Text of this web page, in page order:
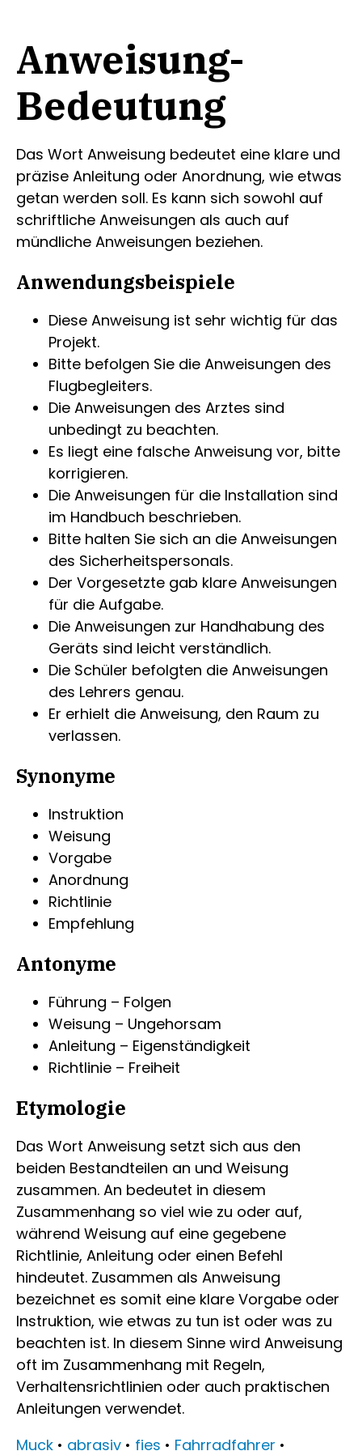
Anweisung-
Bedeutung
Das Wort Anweisung bedeutet eine klare und
präzise Anleitung oder Anordnung, wie etwas
getan werden soll. Es kann sich sowohl auf
schriftliche Anweisungen als auch auf
mündliche Anweisungen beziehen.
Anwendungsbeispiele
Diese Anweisung ist sehr wichtig für das
Projekt.
Bitte befolgen Sie die Anweisungen des
Flugbegleiters.
Die Anweisungen des Arztes sind
unbedingt zu beachten.
Es liegt eine falsche Anweisung vor, bitte
korrigieren.
Die Anweisungen für die Installation sind
im Handbuch beschrieben.
Bitte halten Sie sich an die Anweisungen
des Sicherheitspersonals.
Der Vorgesetzte gab klare Anweisungen
für die Aufgabe.
Die Anweisungen zur Handhabung des
Geräts sind leicht verständlich.
Die Schüler befolgten die Anweisungen
des Lehrers genau.
Er erhielt die Anweisung, den Raum zu
verlassen.
Synonyme
Instruktion
Weisung
Vorgabe
Anordnung
Richtlinie
Empfehlung
Antonyme
Führung – Folgen
Weisung – Ungehorsam
Anleitung – Eigenständigkeit
Richtlinie – Freiheit
Etymologie
Das Wort Anweisung setzt sich aus den
beiden Bestandteilen an und Weisung
zusammen. An bedeutet in diesem
Zusammenhang so viel wie zu oder auf,
während Weisung auf eine gegebene
Richtlinie, Anleitung oder einen Befehl
hindeutet. Zusammen als Anweisung
bezeichnet es somit eine klare Vorgabe oder
Instruktion, wie etwas zu tun ist oder was zu
beachten ist. In diesem Sinne wird Anweisung
oft im Zusammenhang mit Regeln,
Verhaltensrichtlinien oder auch praktischen
Anleitungen verwendet.
Muck • abrasiv • fies • Fahrradfahrer •